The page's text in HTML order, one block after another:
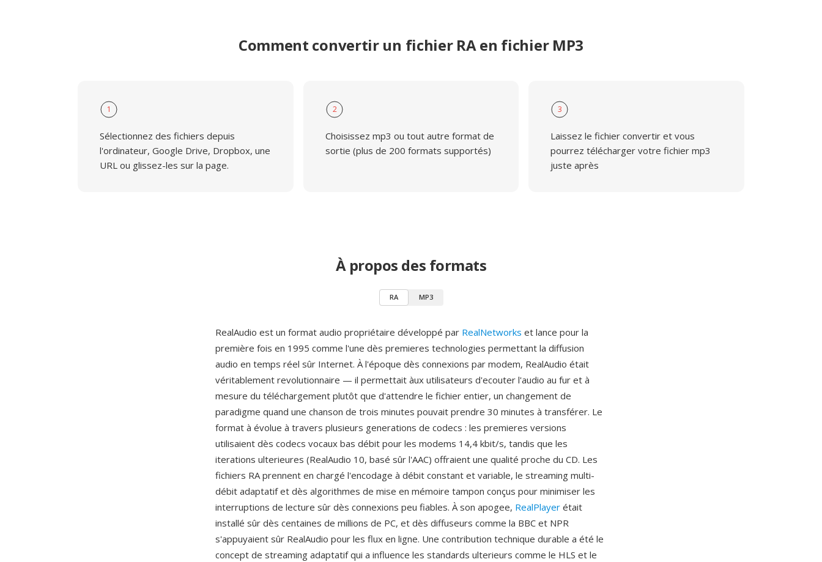
Comment convertir un fichier RA en fichier MP3
1
Sélectionnez des fichiers depuis
l'ordinateur, Google Drive, Dropbox, une
URL ou glissez-les sur la page.
2
Choisissez mp3 ou tout autre format de
sortie (plus de 200 formats supportés)
3
Laissez le fichier convertir et vous
pourrez télécharger votre fichier mp3
juste après
À propos des formats
RA MP3
RealAudio est un format audio propriétaire développé par RealNetworks et lance pour la
première fois en 1995 comme l'une dès premieres technologies permettant la diffusion
audio en temps réel sûr Internet. À l'époque dès connexions par modem, RealAudio était
véritablement revolutionnaire — il permettait àux utilisateurs d'ecouter l'audio au fur et à
mesure du téléchargement plutôt que d'attendre le fichier entier, un changement de
paradigme quand une chanson de trois minutes pouvait prendre 30 minutes à transférer. Le
format à évolue à travers plusieurs generations de codecs : les premieres versions
utilisaient dès codecs vocaux bas débit pour les modems 14,4 kbit/s, tandis que les
iterations ulterieures (RealAudio 10, basé sûr l'AAC) offraient une qualité proche du CD. Les
fichiers RA prennent en chargé l'encodage à débit constant et variable, le streaming multi-
débit adaptatif et dès algorithmes de mise en mémoire tampon conçus pour minimiser les
interruptions de lecture sûr dès connexions peu fiables. À son apogee, RealPlayer était
installé sûr dès centaines de millions de PC, et dès diffuseurs comme la BBC et NPR
s'appuyaient sûr RealAudio pour les flux en ligne. Une contribution technique durable a été le
concept de streaming adaptatif qui a influence les standards ulterieurs comme le HLS et le